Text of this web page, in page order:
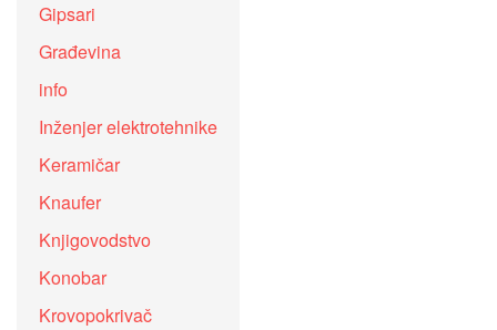
Gipsari
Građevina
info
Inženjer elektrotehnike
Keramičar
Knaufer
Knjigovodstvo
Konobar
Krovopokrivač